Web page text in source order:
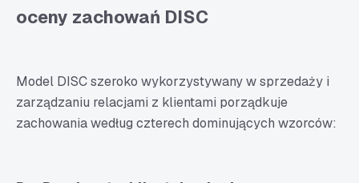
oceny zachowań DISC
Model DISC szeroko wykorzystywany w sprzedaży i
zarządzaniu relacjami z klientami porządkuje
zachowania według czterech dominujących wzorców: